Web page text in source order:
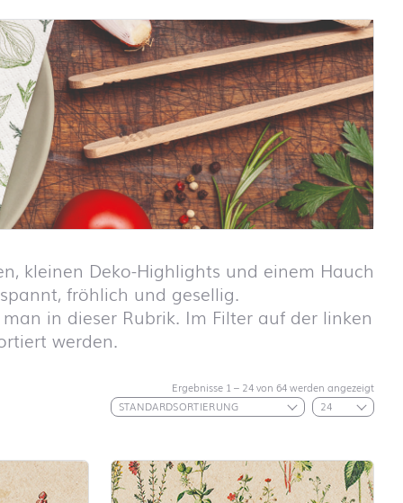
Schulanfang
ABC
Schulanfang
Dinosaurier
kleinen Deko-Highlights und einem Hauch
fröhlich und gesellig.
in dieser Rubrik. Im Filter auf der linken
werden.
Ergebnisse 1 – 24 von 64 werden angezeigt